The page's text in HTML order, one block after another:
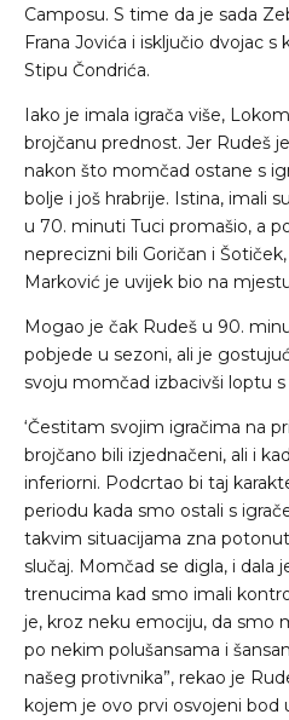
Camposu. S time da je sada
Frana Jovića i isključio dvojac s
Stipu Čondrića.
Iako je imala igrača više,
brojčanu prednost. Jer Rudeš
nakon što momčad ostane s
bolje i još hrabrije. Istina, imali
u 70. minuti Tuci promašio, a
neprecizni bili Goričan i
Marković je uvijek bio na
Mogao je čak Rudeš u 90.
pobjede u sezoni, ali je
svoju momčad izbacivši loptu s
‘Čestitam svojim igračima na
brojčano bili izjednačeni, ali i
inferiorni. Podcrtao bi taj
periodu kada smo ostali s
takvim situacijama zna
slučaj. Momčad se digla, i dala
trenucima kad smo imali
je, kroz neku emociju, da smo
po nekim polušansama i
našeg protivnika”, rekao je
kojem je ovo prvi osvojeni bod